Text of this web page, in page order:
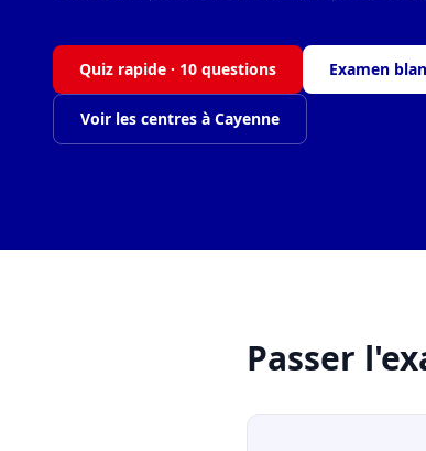
Quiz rapide · 10 questions Examen
Voir les centres à Cayenne
Passer